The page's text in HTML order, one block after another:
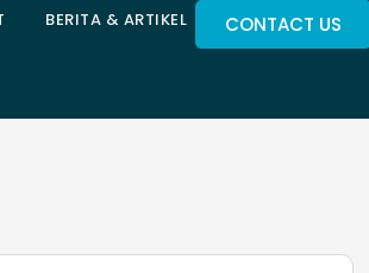
BERITA & ARTIKEL CONTACT US